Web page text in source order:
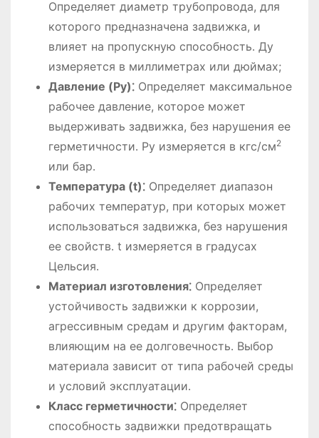
Определяет диаметр трубопровода, для
которого предназначена задвижка, и
влияет на пропускную способность․ Ду
измеряется в миллиметрах или дюймах;
Давление (Ру)⁚Определяет максимальное
рабочее давление, которое может
выдерживать задвижка, без нарушения ее
герметичности․ Ру измеряется в кгс/см2
или бар․
Температура (t)⁚Определяет диапазон
рабочих температур, при которых может
использоваться задвижка, без нарушения
ее свойств․ t измеряется в градусах
Цельсия․
Материал изготовления⁚Определяет
устойчивость задвижки к коррозии,
агрессивным средам и другим факторам,
влияющим на ее долговечность․ Выбор
материала зависит от типа рабочей среды
и условий эксплуатации․
Класс герметичности⁚Определяет
способность задвижки предотвращать